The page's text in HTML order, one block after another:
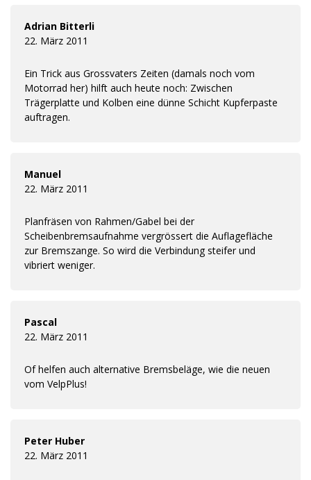
Adrian Bitterli
22. März 2011
Ein Trick aus Grossvaters Zeiten (damals noch vom
Motorrad her) hilft auch heute noch: Zwischen
Trägerplatte und Kolben eine dünne Schicht Kupferpaste
auftragen.
Manuel
22. März 2011
Planfräsen von Rahmen/Gabel bei der
Scheibenbremsaufnahme vergrössert die Auflagefläche
zur Bremszange. So wird die Verbindung steifer und
vibriert weniger.
Pascal
22. März 2011
Of helfen auch alternative Bremsbeläge, wie die neuen
vom VelpPlus!
Peter Huber
22. März 2011